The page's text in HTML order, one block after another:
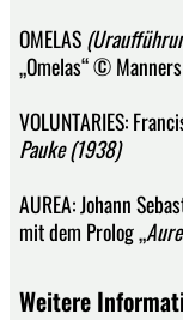
OMELAS
„Omelas“ ©
VOLUNTARIES:
Pauke (1938)
AUREA: Johann
mit dem Prolog„
Weitere